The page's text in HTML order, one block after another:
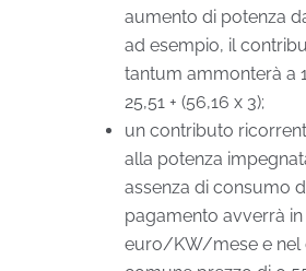
aumento di potenza
ad esempio, il
tantum ammonterà a
25,51 + (56,16 x 3);
un contributo
alla potenza
assenza di consumo
pagamento avverrà in
euro/KW/mese e nel